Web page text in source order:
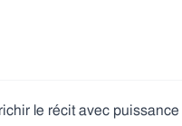
le récit avec